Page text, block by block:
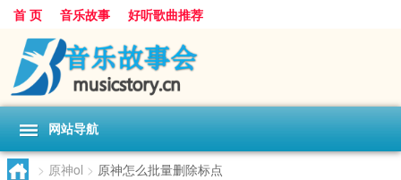
首 页 音乐故事 好听歌曲推荐
网站导航
> 原神ol > 原神怎么批量删除标点